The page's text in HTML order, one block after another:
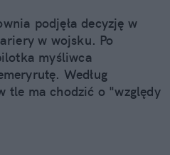
podjęła decyzję w
w wojsku. Po
myśliwca
Według
tle ma chodzić o "względy